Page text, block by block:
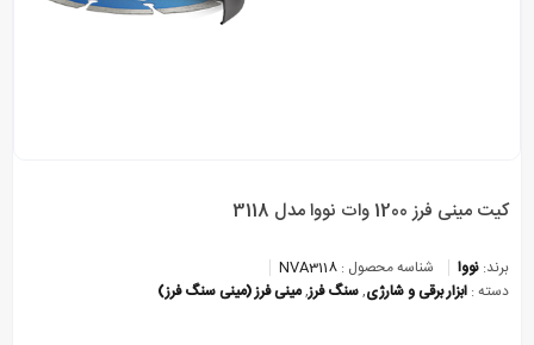
کیت مینی فرز 1200 وات نووا مدل 3118
برند: نووا شناسه محصول : NVA3118
دسته : ابزار برقی و شارژی,سنگ فرز,مینی فرز (مینی سنگ فرز)